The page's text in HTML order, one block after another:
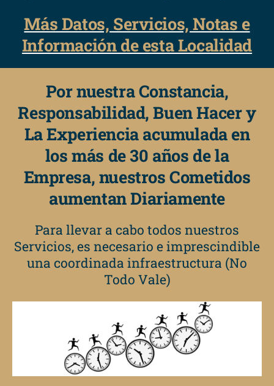
Más Datos, Servicios, Notas e
Información de esta Localidad
Por nuestra Constancia,
Responsabilidad, Buen Hacer y
La Experiencia acumulada en
los más de 30 años de la
Empresa, nuestros Cometidos
aumentan Diariamente
Para llevar a cabo todos nuestros
Servicios, es necesario e imprescindible
una coordinada infraestructura (No
Todo Vale)